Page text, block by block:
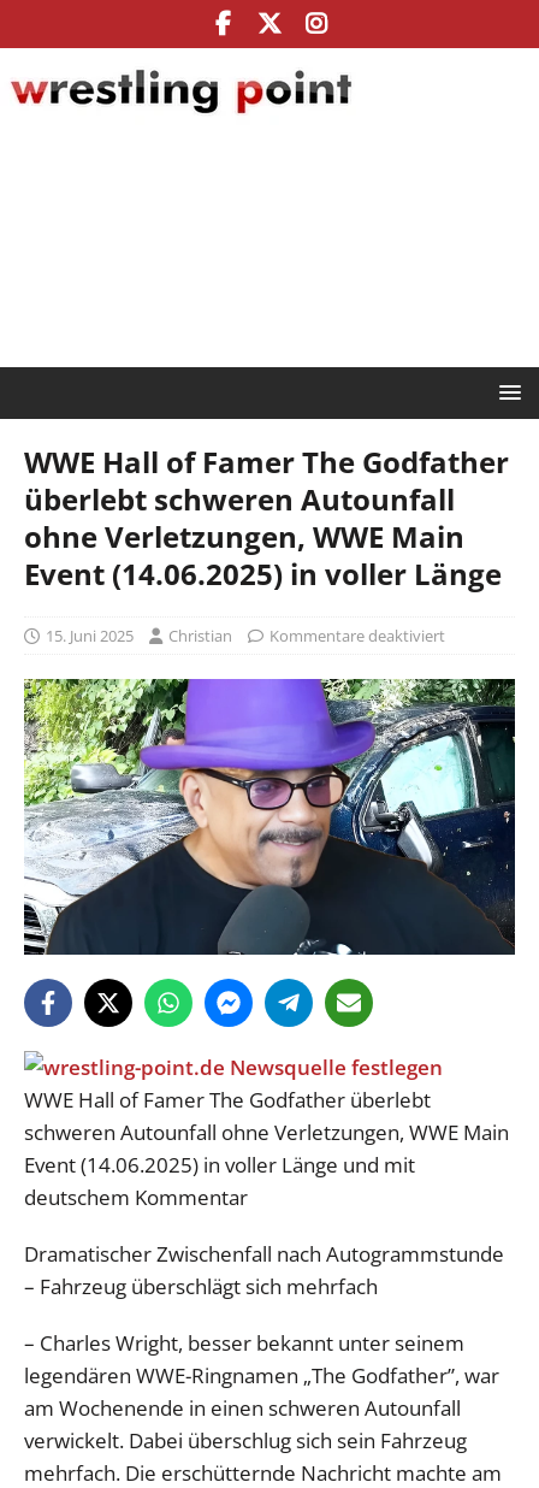
WWE Hall of Famer The Godfather
überlebt schweren Autounfall
ohne Verletzungen, WWE Main
Event (14.06.2025) in voller Länge
15. Juni 2025 Christian Kommentare deaktiviert
WWE Hall of Famer The Godfather überlebt
schweren Autounfall ohne Verletzungen, WWE Main
Event (14.06.2025) in voller Länge und mit
deutschem Kommentar
Dramatischer Zwischenfall nach Autogrammstunde
– Fahrzeug überschlägt sich mehrfach
– Charles Wright, besser bekannt unter seinem
legendären WWE-Ringnamen „The Godfather”, war
am Wochenende in einen schweren Autounfall
verwickelt. Dabei überschlug sich sein Fahrzeug
mehrfach. Die erschütternde Nachricht machte am